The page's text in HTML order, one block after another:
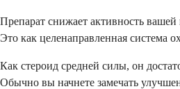
Препарат снижает активность
Это как целенаправленная система
Как стероид средней силы, он
Обычно вы начнете замечать